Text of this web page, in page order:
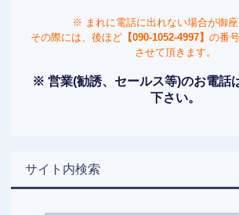
※ まれに電話に出れない場合が御座
その際には、後ほど【090-1052-4997】 の番
させて頂きます。
※ 営業(勧誘、セールス等)のお電話
下さい。
サイト内検索